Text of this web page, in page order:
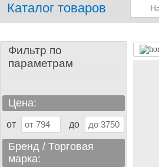
Каталог товаров
Фильтр по
параметрам
Цена:
от до
Бренд / Торговая
марка: